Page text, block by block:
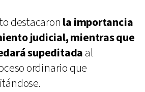
destacaron la importancia
judicial, mientras que
supeditada al
ordinario que